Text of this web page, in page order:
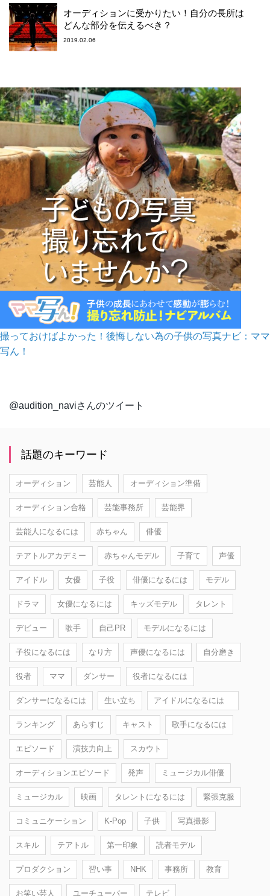
オーディションに受かりたい！自分の長所は
どんな部分を伝えるべき？
2019.02.06
撮っておけばよかった！後悔しない為の子供の写真ナビ：ママ
写ん！
@audition_naviさんのツイート
話題のキーワード
オーディション 芸能人 オーディション準備
オーディション合格 芸能事務所 芸能界
芸能人になるには 赤ちゃん 俳優
テアトルアカデミー 赤ちゃんモデル 子育て 声優
アイドル 女優 子役 俳優になるには モデル
ドラマ 女優になるには キッズモデル タレント
デビュー 歌手 自己PR モデルになるには
子役になるには なり方 声優になるには 自分磨き
役者 ママ ダンサー 役者になるには
ダンサーになるには 生い立ち アイドルになるには
ランキング あらすじ キャスト 歌手になるには
エピソード 演技力向上 スカウト
オーディションエピソード 発声 ミュージカル俳優
ミュージカル 映画 タレントになるには 緊張克服
コミュニケーション K-Pop 子供 写真撮影
スキル テアトル 第一印象 読者モデル
プロダクション 習い事 NHK 事務所 教育
お笑い芸人 ユーチューバー テレビ